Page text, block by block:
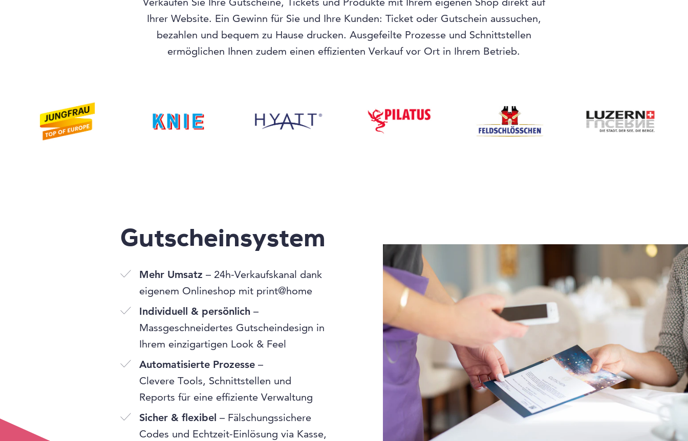
Ihrer Website. Ein Gewinn für Sie und Ihre Kunden: Ticket oder Gutschein aussuchen,
bezahlen und bequem zu Hause drucken. Ausgefeilte Prozesse und Schnittstellen
ermöglichen Ihnen zudem einen effizienten Verkauf vor Ort in Ihrem Betrieb.
Gutscheinsystem
Mehr Umsatz – 24h-Verkaufskanal dank
eigenem Onlineshop mit print@home
Individuell & persönlich–
Massgeschneidertes Gutscheindesign in
Ihrem einzigartigen Look & Feel
Automatisierte Prozesse–
Clevere Tools, Schnittstellen und
Reports für eine effiziente Verwaltung
Sicher & flexibel – Fälschungssichere
Codes und Echtzeit-Einlösung via Kasse,